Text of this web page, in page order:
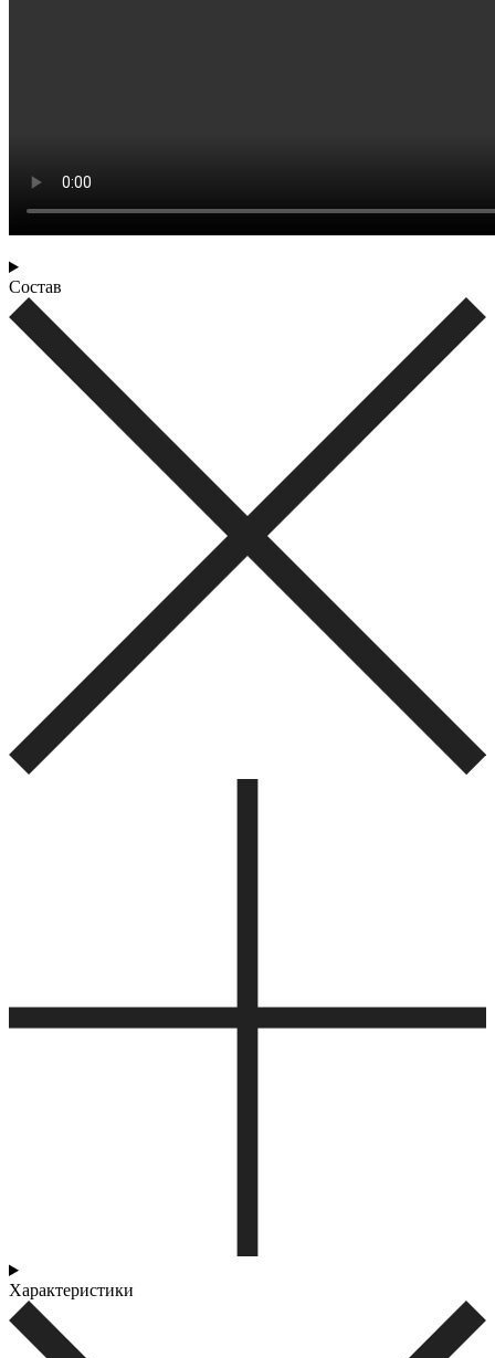
Состав
Характеристики